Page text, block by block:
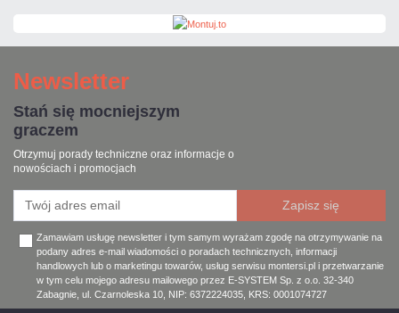
Newsletter
Stań się mocniejszym
graczem
Otrzymuj porady techniczne oraz informacje o
nowościach i promocjach
Zamawiam usługę newsletter i tym samym wyrażam zgodę na otrzymywanie na
podany adres e-mail wiadomości o poradach technicznych, informacji
handlowych lub o marketingu towarów, usług serwisu montersi.pl i przetwarzanie
w tym celu mojego adresu mailowego przez E-SYSTEM Sp. z o.o. 32-340
Zabagnie, ul. Czarnoleska 10, NIP: 6372224035, KRS: 0001074727